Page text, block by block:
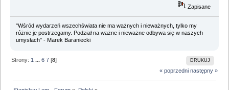
Zapisane
"Wśród wydarzeń wszechświata nie ma ważnych i nieważnych, tylko my
różnie je postrzegamy. Podział na ważne i nieważne odbywa się w naszych
umysłach" - Marek Baraniecki
DRUKUJ
Strony: 1 ...6 7 [8]
« poprzedni następny »